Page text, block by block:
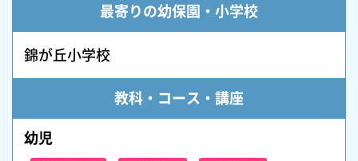
最寄りの幼保園・小学校
錦が丘小学校
教科・コース・講座
幼児